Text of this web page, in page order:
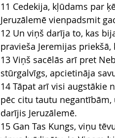
11 Cedekija, kļūdams par
Jeruzālemē vienpadsmit
12 Un viņš darīja to, kas
pravieša Jeremijas
13 Viņš sacēlās arī pret
stūrgalvīgs, apcietināja
14 Tāpat arī visi augstākie
pēc citu tautu negantībām,
darījis Jeruzālemē.
15 Gan Tas Kungs, viņu